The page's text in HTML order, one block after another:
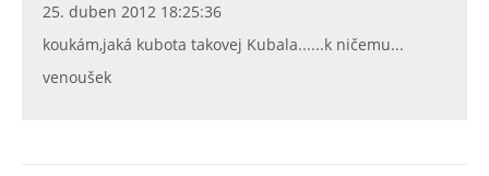
25. duben 2012 18:25:36
koukám,jaká kubota takovej Kubala......k ničemu...
venoušek